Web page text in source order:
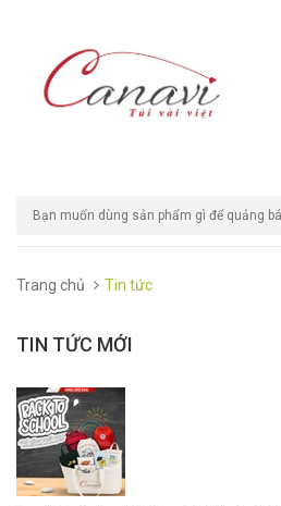
Trang chủ Tin tức
TIN TỨC MỚI